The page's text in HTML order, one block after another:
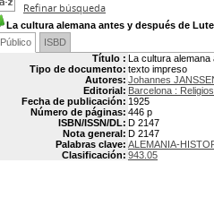
Refinar búsqueda
La cultura alemana antes y después de
Público
ISBD
Título : La cultura
Tipo de documento: texto impreso
Autores: Johannes
Editorial: Barcelona :
Fecha de publicación: 1925
Número de páginas: 446 p
ISBN/ISSN/DL: D 2147
Nota general: D 2147
Palabras clave: ALEMANIA-
Clasificación: 943.05